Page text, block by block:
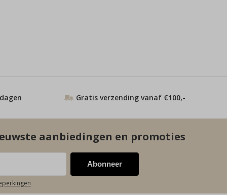
Gratis verzending vanaf €100,-
aanbiedingen en promoties
Abonneer